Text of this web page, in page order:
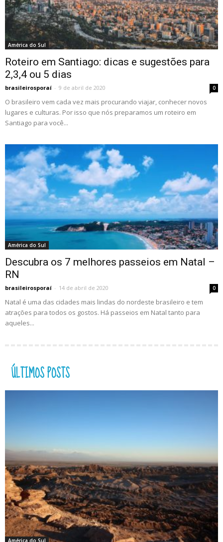
América do Sul
Roteiro em Santiago: dicas e sugestões para
2,3,4 ou 5 dias
brasileirosporaí - 9 de abril de 2020 0
O brasileiro vem cada vez mais procurando viajar, conhecer novos
lugares e culturas. Por isso que nós preparamos um roteiro em
Santiago para você...
América do Sul
Descubra os 7 melhores passeios em Natal –
RN
brasileirosporaí - 14 de abril de 2020 0
Natal é uma das cidades mais lindas do nordeste brasileiro e tem
atrações para todos os gostos. Há passeios em Natal tanto para
aqueles...
ÚLTIMOS POSTS